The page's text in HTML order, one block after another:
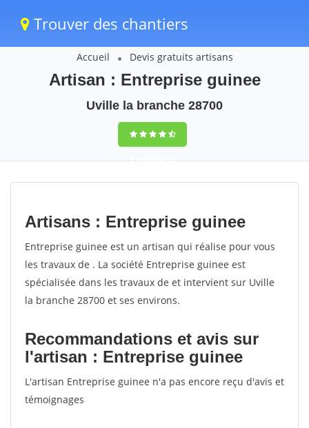
Trouver des chantiers
Accueil Devis gratuits artisans
Artisan : Entreprise guinee
Uville la branche 28700
9,5(100%)55
votes
Artisans : Entreprise guinee
Entreprise guinee est un artisan qui réalise pour vous
les travaux de . La société Entreprise guinee est
spécialisée dans les travaux de et intervient sur Uville
la branche 28700 et ses environs.
Recommandations et avis sur
l'artisan : Entreprise guinee
L'artisan Entreprise guinee n'a pas encore reçu d'avis et
témoignages